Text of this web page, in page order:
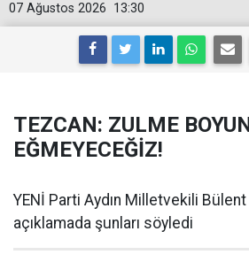
13:30
07 Ağustos 2026
TEZCAN: ZULME
EĞMEYECEĞİZ!
YENİ Parti Aydın Milletvekili Bülent
açıklamada şunları söyledi